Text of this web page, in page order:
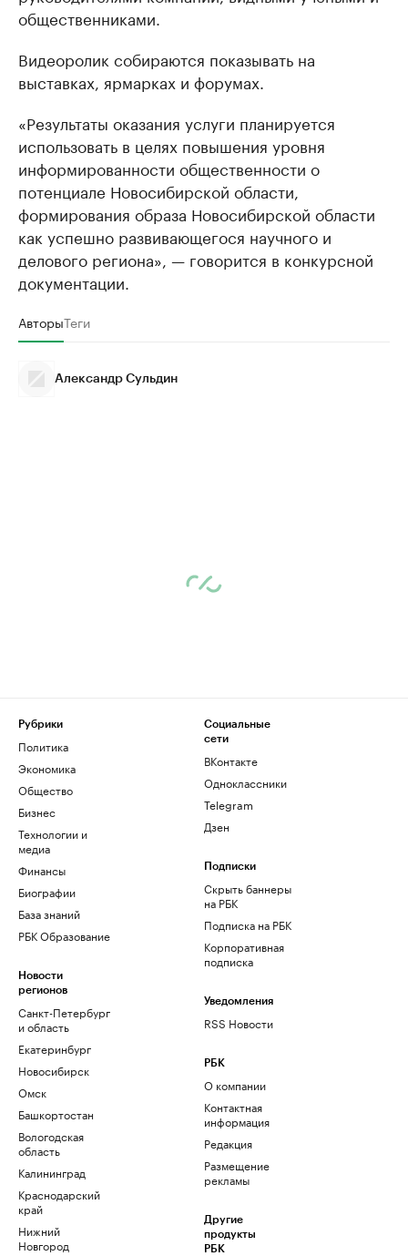
общественниками.
Видеоролик собираются показывать на
выставках, ярмарках и форумах.
«Результаты оказания услуги планируется
использовать в целях повышения уровня
информированности общественности о
потенциале Новосибирской области,
формирования образа Новосибирской области
как успешно развивающегося научного и
делового региона», — говорится в конкурсной
документации.
АвторыТеги
Александр Сульдин
Рубрики
Политика
Экономика
Общество
Бизнес
Технологии и
медиа
Финансы
Биографии
База знаний
РБК Образование
Новости
регионов
Санкт-Петербург
и область
Екатеринбург
Новосибирск
Омск
Башкортостан
Вологодская
область
Калининград
Краснодарский
край
Нижний
Новгород
Социальные
сети
ВКонтакте
Одноклассники
Telegram
Дзен
Подписки
Скрыть баннеры
на РБК
Подписка на РБК
Корпоративная
подписка
Уведомления
RSS Новости
РБК
О компании
Контактная
информация
Редакция
Размещение
рекламы
Другие
продукты
РБК